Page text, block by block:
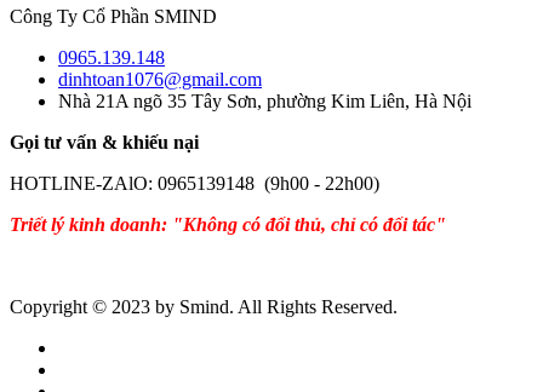
Công Ty Cổ Phần SMIND
0965.139.148
dinhtoan1076@gmail.com
Nhà 21A ngõ 35 Tây Sơn, phường Kim Liên, Hà Nội
Gọi tư vấn & khiếu nại
HOTLINE-ZAlO: 0965139148 (9h00 - 22h00)
Triết lý kinh doanh: "Không có đối thủ, chỉ có đối tác"
Copyright © 2023 by Smind. All Rights Reserved.